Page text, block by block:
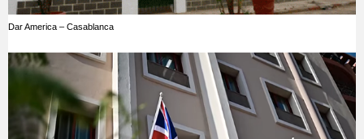
Dar America – Casablanca